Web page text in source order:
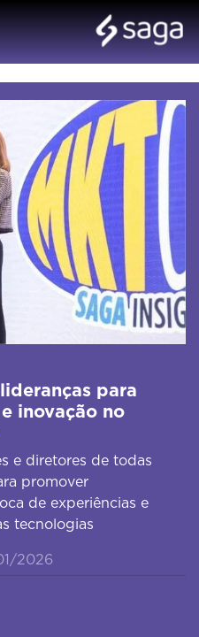
para
inovação no
e diretores de todas
promover
de experiências e
tecnologias
2026